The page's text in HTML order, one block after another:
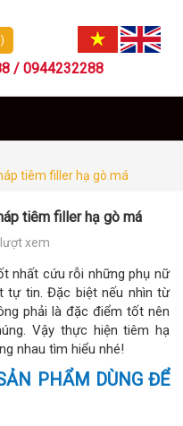
/ 0944232288
tiêm filler hạ gò má
tiêm filler hạ gò má
xem
nhất cứu rỗi những phụ nữ
tự tin. Đặc biệt nếu nhìn từ
phải là đặc điểm tốt nên
Vậy thực hiện tiêm hạ
nhau tìm hiểu nhé!
PHẨM DÙNG ĐỂ